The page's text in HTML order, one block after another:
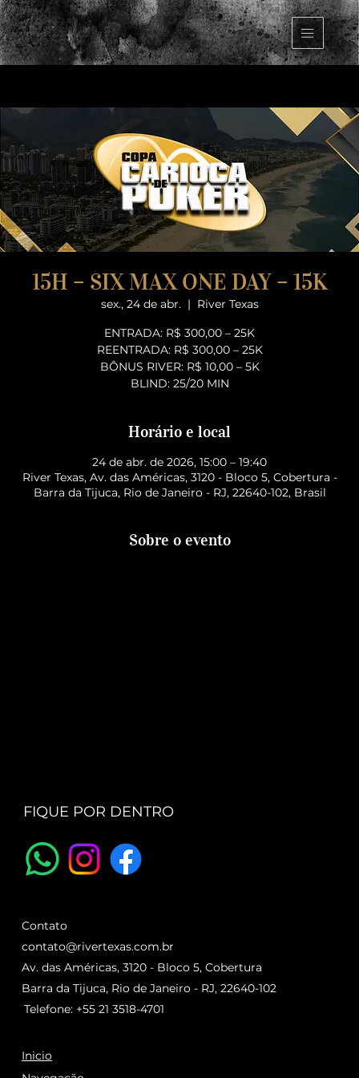
15H – SIX MAX ONE DAY – 15K
sex., 24 de abr.
  |
River Texas
ENTRADA: R$ 300,00 – 25K
REENTRADA: R$ 300,00 – 25K
BÔNUS RIVER: R$ 10,00 – 5K
BLIND: 25/20 MIN
Horário e local
24 de abr. de 2026, 15:00 – 19:40
River Texas, Av. das Américas, 3120 - Bloco 5, Cobertura -
Barra da Tijuca, Rio de Janeiro - RJ, 22640-102, Brasil
Sobre o evento
FIQUE POR DENTRO
Inicio
Contato
contato@rivertexas.com.br
Telefone: +55 21 3518-4701
Av. das Américas, 3120 - Bloco 5, Cobertura
Barra da Tijuca, Rio de Janeiro - RJ, 22640-102